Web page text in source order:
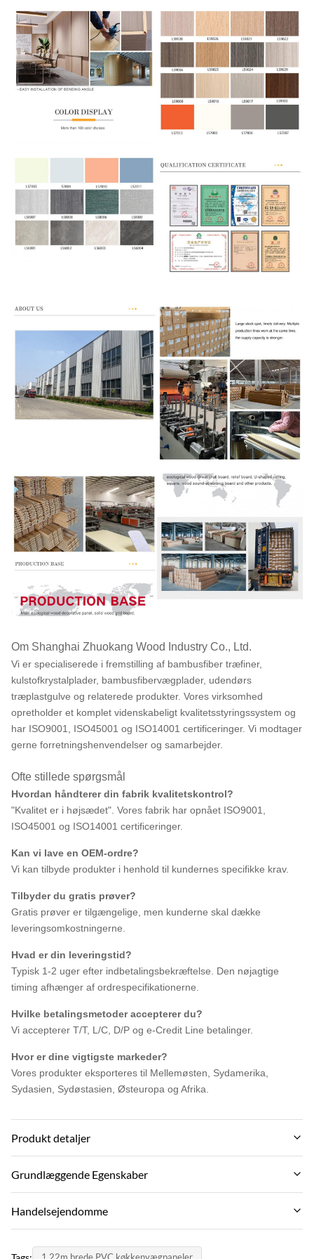
Om Shanghai Zhuokang Wood Industry Co., Ltd.
Vi er specialiserede i fremstilling af bambusfiber træfiner,
kulstofkrystalplader, bambusfibervægplader, udendørs
træplastgulve og relaterede produkter. Vores virksomhed
opretholder et komplet videnskabeligt kvalitetsstyringssystem og
har ISO9001, ISO45001 og ISO14001 certificeringer. Vi modtager
gerne forretningshenvendelser og samarbejder.
Ofte stillede spørgsmål
Hvordan håndterer din fabrik kvalitetskontrol?
"Kvalitet er i højsædet". Vores fabrik har opnået ISO9001,
ISO45001 og ISO14001 certificeringer.
Kan vi lave en OEM-ordre?
Vi kan tilbyde produkter i henhold til kundernes specifikke krav.
Tilbyder du gratis prøver?
Gratis prøver er tilgængelige, men kunderne skal dække
leveringsomkostningerne.
Hvad er din leveringstid?
Typisk 1-2 uger efter indbetalingsbekræftelse. Den nøjagtige
timing afhænger af ordrespecifikationerne.
Hvilke betalingsmetoder accepterer du?
Vi accepterer T/T, L/C, D/P og e-Credit Line betalinger.
Hvor er dine vigtigste markeder?
Vores produkter eksporteres til Mellemøsten, Sydamerika,
Sydasien, Sydøstasien, Østeuropa og Afrika.
Produkt detaljer
Material:
Function:
Grundlæggende Egenskaber
Mærkenavn:
PRODUKT MODEL:
Handelsejendomme
1.22m brede PVC køkkenvægpaneler